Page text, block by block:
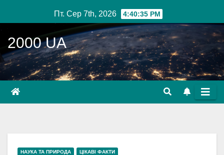
до
вмісту
Пт. Сер 7th, 2026 4:40:36 PM
2000 UA
НАУКА ТА ПРИРОДА ЦІКАВІ ФАКТИ